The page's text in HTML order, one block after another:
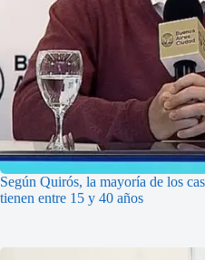
Según Quirós, la mayoría de los
tienen entre 15 y 40 años